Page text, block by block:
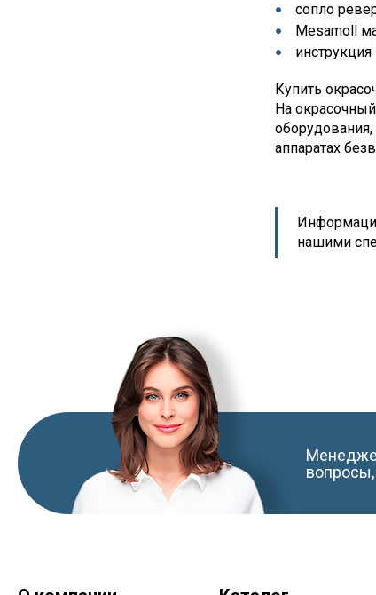
сопло
Mesamoll
Купить
На
аппаратах
нашими